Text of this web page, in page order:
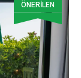
ÖNERİLEN